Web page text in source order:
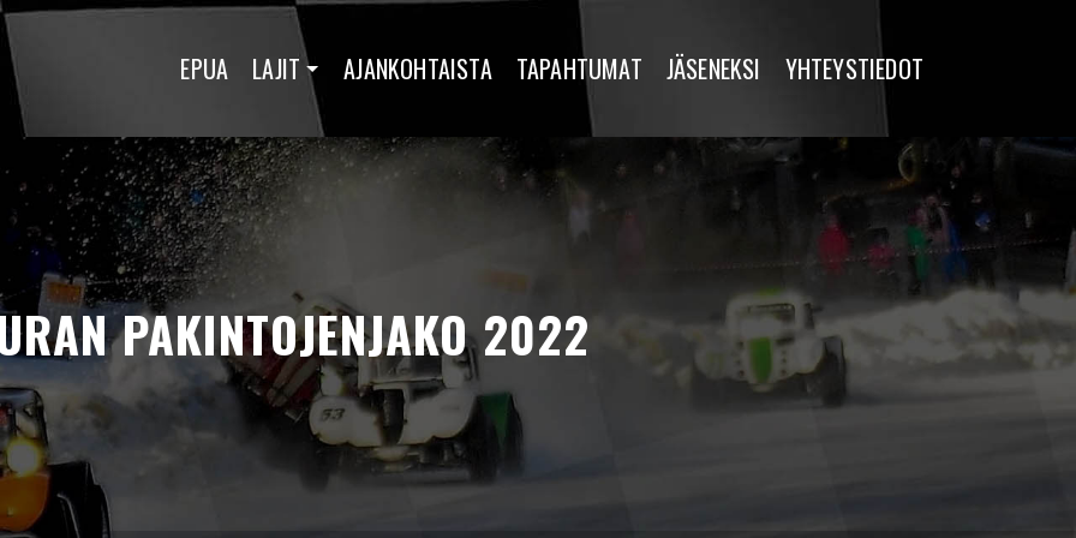
EPUA LAJIT AJANKOHTAISTA TAPAHTUMAT JÄSENEKSI YHTEYSTIEDOT
PAKINTOJENJAKO 2022